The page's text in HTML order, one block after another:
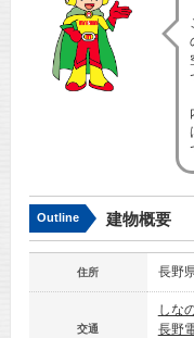
Outline 建物概要
住所 長野
交通
しな
長野